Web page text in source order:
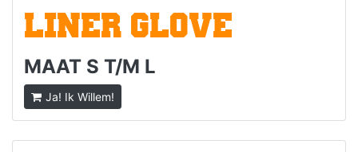
LINER GLOVE
MAAT S T/M L
Ja! Ik Willem!